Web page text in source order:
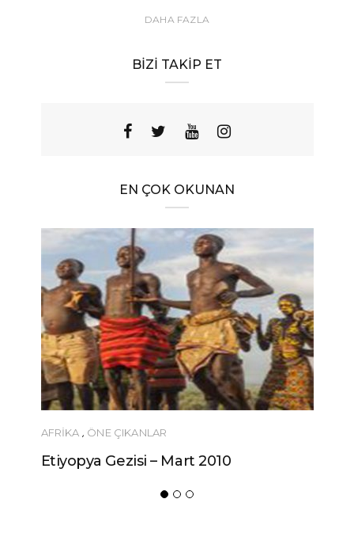
DAHA FAZLA
BIZI TAKIP ET
EN ÇOK OKUNAN
ÖNERILER
Ucuza Gezmek İsteyenlere 10 Tüyo!